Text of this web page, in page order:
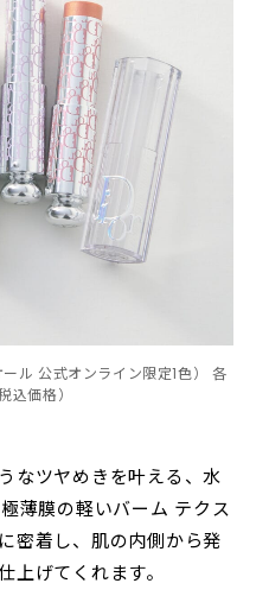
ル 公式オンライン限定1色） 各
込価格）
なツヤめきを叶える、水
薄膜の軽いバーム テクス
密着し、肌の内側から発
上げてくれます。